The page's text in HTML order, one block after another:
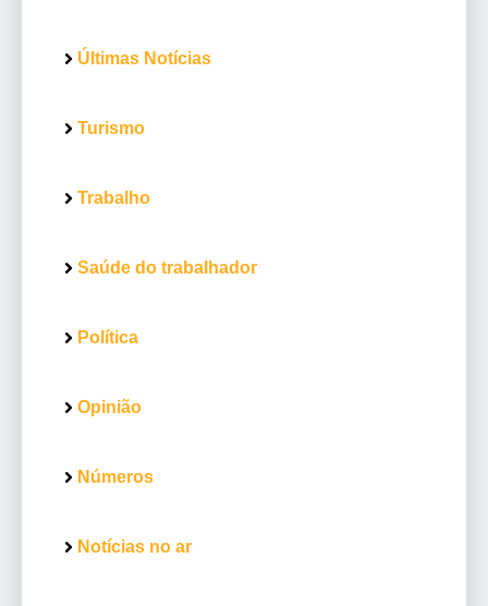
Últimas Notícias
Turismo
Trabalho
Saúde do trabalhador
Política
Opinião
Números
Notícias no ar